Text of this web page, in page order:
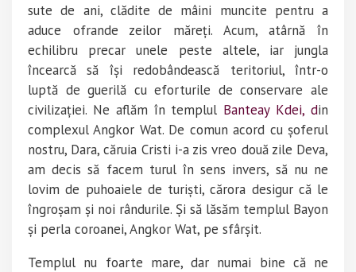
sute de ani, clădite de mâini muncite pentru a
aduce ofrande zeilor măreți. Acum, atârnă în
echilibru precar unele peste altele, iar jungla
încearcă să își redobândească teritoriul, într-o
luptă de guerilă cu eforturile de conservare ale
civilizației. Ne aflăm în templul Banteay Kdei, din
complexul Angkor Wat. De comun acord cu șoferul
nostru, Dara, căruia Cristi i-a zis vreo două zile Deva,
am decis să facem turul în sens invers, să nu ne
lovim de puhoaiele de turiști, cărora desigur că le
îngroșam și noi rândurile. Și să lăsăm templul Bayon
și perla coroanei, Angkor Wat, pe sfârșit.
Templul nu foarte mare, dar numai bine că ne